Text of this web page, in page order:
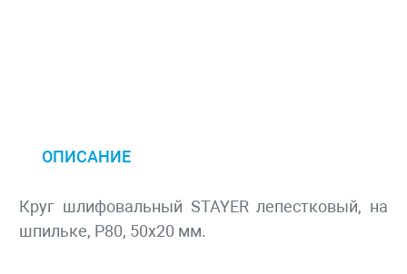
ОПИСАНИЕ
Круг шлифовальный STAYER лепестковый, на
шпильке, P80, 50х20 мм.